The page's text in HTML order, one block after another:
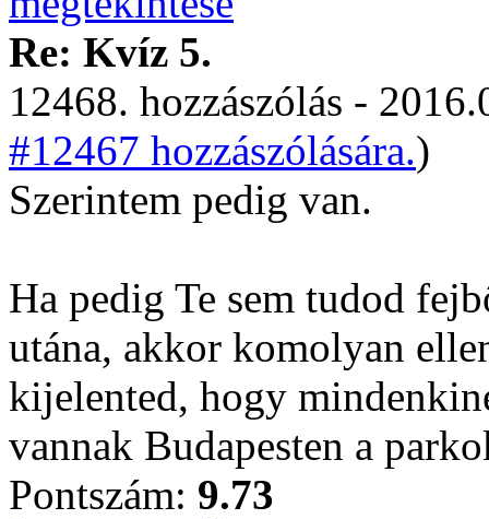
Re: Kvíz 5.
12468. hozzászólás -
#12467 hozzászólására.)
Szerintem pedig van.
Ha pedig Te sem tudod
utána, akkor komolyan
kijelented, hogy
vannak Budapesten a
Pontszám: 9.73